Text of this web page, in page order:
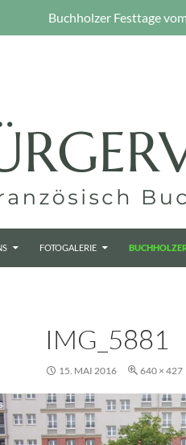
Buchholzer Festtage
FOTOGALERIE
IMG_5881
15. MAI 2016 640 × 427